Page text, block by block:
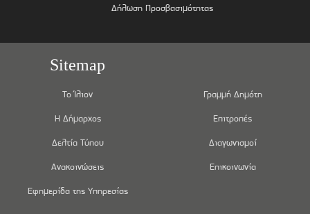
Δήλωση Προσβασιμότητας
Sitemap
Το Ίλιον
Η Δήμαρχος
Δελτία Τύπου
Ανακοινώσεις
Εφημερίδα της Υπηρεσίας
Γραμμή Δημότη
Επιτροπές
Διαγωνισμοί
Επικοινωνία